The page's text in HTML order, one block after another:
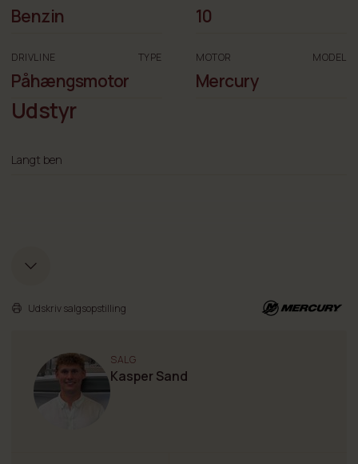
Benzin 10
DRIVLINE TYPE
Påhængsmotor
MOTOR MODEL
Mercury
Udstyr
Langt ben
Udskriv salgsopstilling
SALG
Kasper Sand